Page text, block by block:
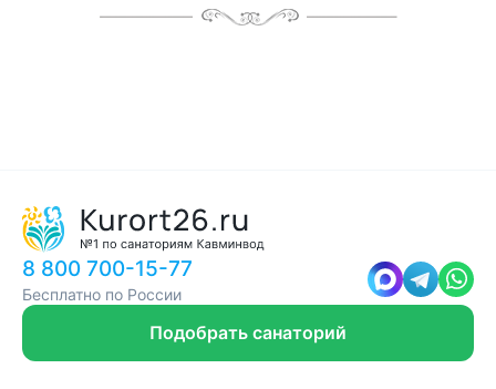
8 800 700-15-77
Бесплатно по России
Подобрать санаторий